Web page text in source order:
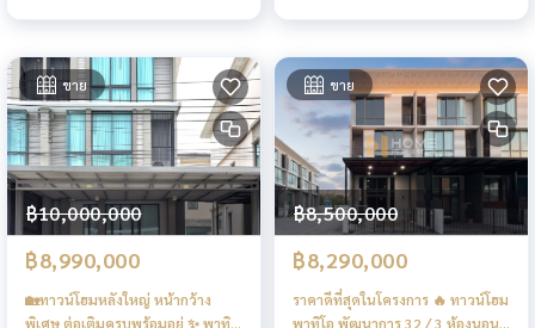
ขาย
฿10,000,000
฿8,990,000
🏡ทาวน์โฮมหลังใหญ่ หน้ากว้าง
พิเศษ ต่อเติมครบพร้อมอยู่ ✨ พาทิ
ขาย
฿8,500,000
฿8,290,000
ราคาดีที่สุดในโครงการ 🔥 ทาวน์โฮม
พาทิโอ พัฒนาการ 32 / 3 ห้องนอน